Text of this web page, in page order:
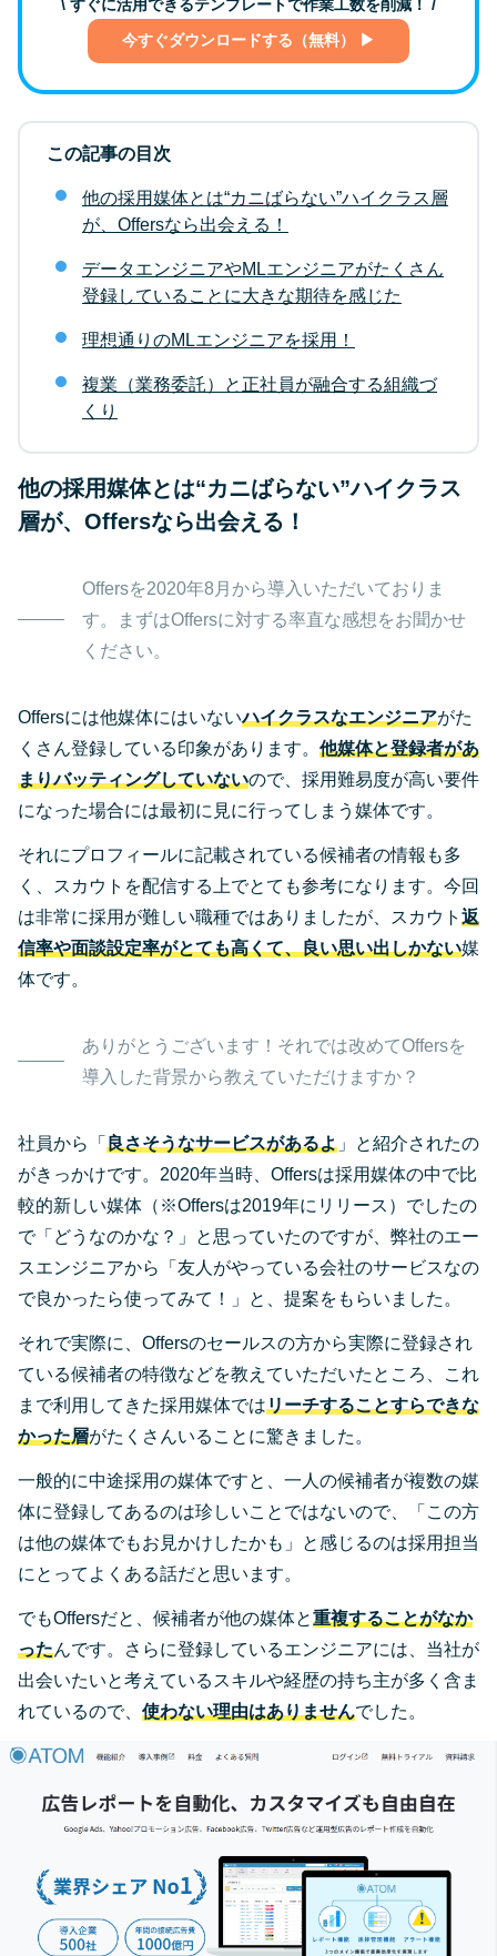
\ すぐに活用できるテンプレートで作業工数を削減！ /
今すぐダウンロードする（無料） ▶
この記事の目次
他の採用媒体とは“カニばらない”ハイクラス層
が、Offersなら出会える！
データエンジニアやMLエンジニアがたくさん
登録していることに大きな期待を感じた
理想通りのMLエンジニアを採用！
複業（業務委託）と正社員が融合する組織づ
くり
他の採用媒体とは“カニばらない”ハイクラス
層が、Offersなら出会える！
Offersを2020年8月から導入いただいておりま
す。まずはOffersに対する率直な感想をお聞かせ
ください。
Offersには他媒体にはいないハイクラスなエンジニアがた
くさん登録している印象があります。 他媒体と登録者があ
まりバッティングしていないので、採用難易度が高い要件
になった場合には最初に見に行ってしまう媒体です。
それにプロフィールに記載されている候補者の情報も多
く、スカウトを配信する上でとても参考になります。今回
は非常に採用が難しい職種ではありましたが、スカウト 返
信率や面談設定率がとても高くて、良い思い出しかない媒
体です。
ありがとうございます！それでは改めてOffersを
導入した背景から教えていただけますか？
社員から「 良さそうなサービスがあるよ 」と紹介されたの
がきっかけです。2020年当時、Offersは採用媒体の中で比
較的新しい媒体（※Offersは2019年にリリース）でしたの
で「どうなのかな？」と思っていたのですが、弊社のエー
スエンジニアから「友人がやっている会社のサービスなの
で良かったら使ってみて！」と、提案をもらいました。
それで実際に、Offersのセールスの方から実際に登録され
ている候補者の特徴などを教えていただいたところ、これ
まで利用してきた採用媒体ではリーチすることすらできな
かった層がたくさんいることに驚きました。
一般的に中途採用の媒体ですと、一人の候補者が複数の媒
体に登録してあるのは珍しいことではないので、「この方
は他の媒体でもお見かけしたかも」と感じるのは採用担当
にとってよくある話だと思います。
でもOffersだと、候補者が他の媒体と重複することがなか
ったんです。さらに登録しているエンジニアには、当社が
出会いたいと考えているスキルや経歴の持ち主が多く含ま
れているので、 使わない理由はありませんでした。